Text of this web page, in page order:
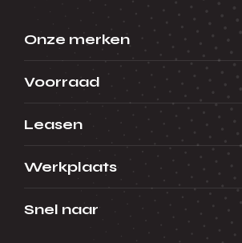
Onze merken
Voorraad
Leasen
Werkplaats
Snel naar